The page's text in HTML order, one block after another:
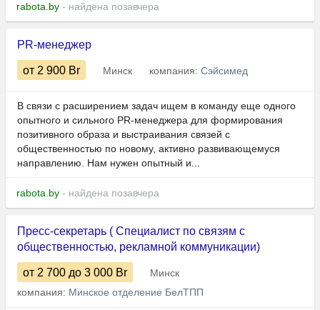
rabota.by - найдена позавчера
PR-менеджер
от 2 900 Br Минск компания: Сэйсимед
В связи с расширением задач ищем в команду еще одного
опытного и сильного PR-менеджера для формирования
позитивного образа и выстраивания связей с
общественностью по новому, активно развивающемуся
направлению. Нам нужен опытный и...
rabota.by - найдена позавчера
Пресс-секретарь ( Специалист по связям с
общественностью, рекламной коммуникации)
от 2 700 до 3 000 Br
Минск
компания: Минское отделение БелТПП